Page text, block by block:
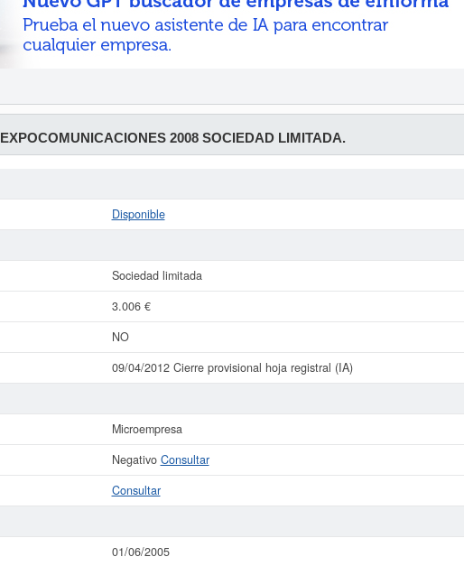
EXPOCOMUNICACIONES 2008 SOCIEDAD LIMITADA.
Disponible
Sociedad limitada
3.006 €
NO
09/04/2012 Cierre provisional hoja registral (IA)
Microempresa
Negativo Consultar
Consultar
01/06/2005